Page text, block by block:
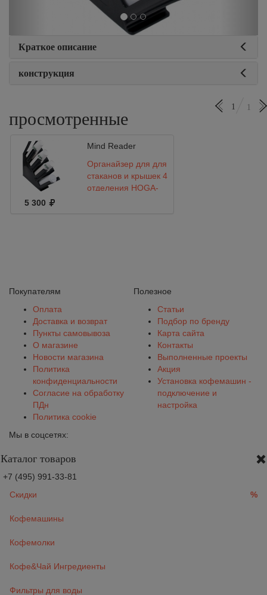
Краткое описание
конструкция
просмотренные
1 1
Mind Reader
Органайзер для для
стаканов и крышек 4
отделения HOGA-
5 300
Покупателям
Оплата
Доставка и возврат
Пункты самовывоза
О магазине
Новости магазина
Политика
конфиденциальности
Согласие на обработку
ПДн
Политика cookie
Полезное
Статьи
Подбор по бренду
Карта сайта
Контакты
Выполненные проекты
Акция
Установка кофемашин -
подключение и
настройка
Мы в соцсетях:
Каталог товаров
+7 (495) 991-33-81
Скидки
%
Кофемашины
Кофемолки
Кофе&Чай Ингредиенты
Фильтры для воды